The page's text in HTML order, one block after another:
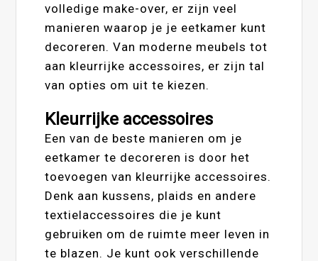
volledige make-over, er zijn veel
manieren waarop je je eetkamer kunt
decoreren. Van moderne meubels tot
aan kleurrijke accessoires, er zijn tal
van opties om uit te kiezen.
Kleurrijke accessoires
Een van de beste manieren om je
eetkamer te decoreren is door het
toevoegen van kleurrijke accessoires.
Denk aan kussens, plaids en andere
textielaccessoires die je kunt
gebruiken om de ruimte meer leven in
te blazen. Je kunt ook verschillende